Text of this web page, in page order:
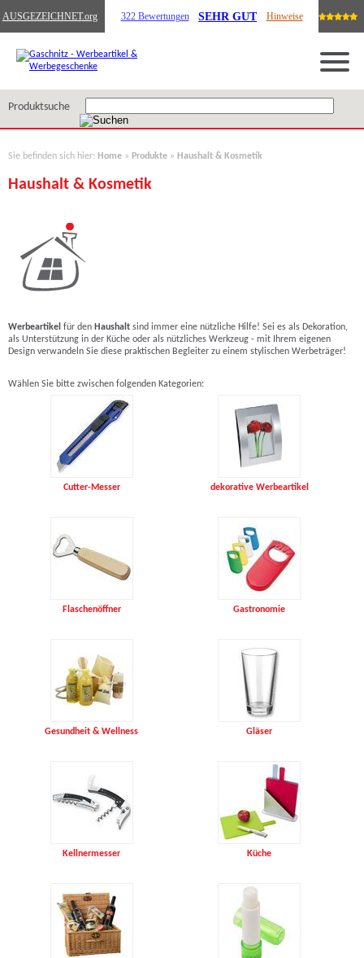
AUSGEZEICHNET.org 322 Bewertungen SEHR GUT Hinweise
Produktsuche
Sie befinden sich hier: Home » Produkte » Haushalt & Kosmetik
Haushalt & Kosmetik
Werbeartikel für den Haushalt sind immer eine nützliche Hilfe! Sei es als Dekoration,
als Unterstützung in der Küche oder als nützliches Werkzeug - mit Ihrem eigenen
Design verwandeln Sie diese praktischen Begleiter zu einem stylischen Werbeträger!
Wählen Sie bitte zwischen folgenden Kategorien:
Cutter-Messer dekorative Werbeartikel
Flaschenöffner Gastronomie
Gesundheit & Wellness Gläser
Kellnermesser Küche